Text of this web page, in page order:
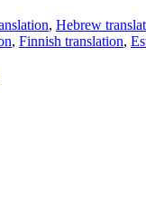
, Hebrew
, Finnish translation,